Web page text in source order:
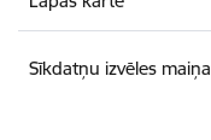
Sīkdatņu izvēles maiņa